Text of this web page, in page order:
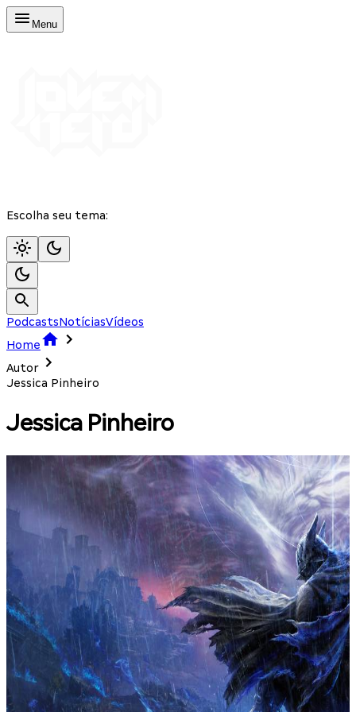
Menu
Escolha seu tema:
PodcastsNotíciasVídeos
Home
Autor
Jessica Pinheiro
Jessica Pinheiro